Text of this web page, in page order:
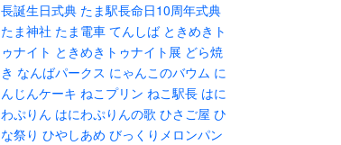
長誕生日式典 たま駅長命日10周年式典
たま神社 たま電車 てんしば ときめきト
ゥナイト ときめきトゥナイト展 どら焼
き なんばパークス にゃんこのバウム に
んじんケーキ ねこプリン ねこ駅長 はに
わぷりん はにわぷりんの歌 ひさご屋 ひ
な祭り ひやしあめ びっくりメロンパン